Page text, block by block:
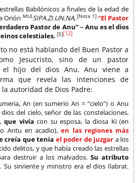
Babilónicos a finales de la edad de
Orión MULSIPA.ZI.UN.NA, [Nota 1] “El Pastor
Pastor de Anu” – Anu es el dios
celestiales. [5][12]
no está hablando del Buen Pastor a
Jesucristo, sino de un pastor
el hijo del dios Anu. Anu viene a
que revela las intenciones de
autoridad de Dios Padre:
An (en sumerio An = “cielo”) o Anu
del cielo, señor de las constelaciones,
que vivía con su esposa, la diosa Ki (en
o Antu en acadio),en las regiones más
creía que tenía el poder de juzgar a los
delitos, y que había creado las estrellas
destruir a los malvados. Su atributo
. Su sirviente y ministro era el dios Ilabrat.